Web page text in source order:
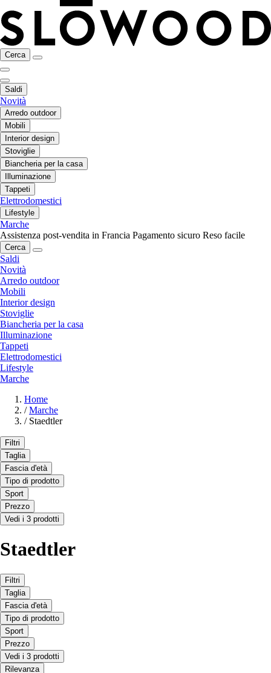
Cerca
Saldi
Novità
Arredo outdoor
Mobili
Interior design
Stoviglie
Biancheria per la casa
Illuminazione
Tappeti
Elettrodomestici
Lifestyle
Marche
Assistenza post-vendita in Francia Pagamento sicuro Reso facile
Cerca
Saldi
Novità
Arredo outdoor
Mobili
Interior design
Stoviglie
Biancheria per la casa
Illuminazione
Tappeti
Elettrodomestici
Lifestyle
Marche
Home
/ Marche
/ Staedtler
Filtri
Taglia
Fascia d'età
Tipo di prodotto
Sport
Prezzo
Vedi i 3 prodotti
Staedtler
Filtri
Taglia
Fascia d'età
Tipo di prodotto
Sport
Prezzo
Vedi i 3 prodotti
Rilevanza